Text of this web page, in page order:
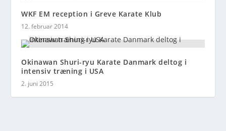
WKF EM reception i Greve Karate Klub
12. februar 2014
Okinawan Shuri-ryu Karate Danmark deltog i
intensiv træning i USA
2. juni 2015